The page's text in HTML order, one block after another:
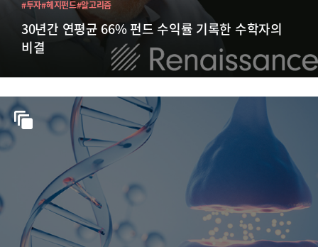
30년간 연평균 66% 펀드 수익률 기록한 수학자의
비결
#투자#헤지펀드#알고리즘